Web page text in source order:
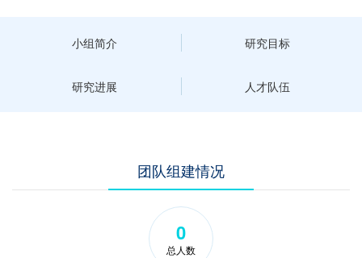
小组简介 研究目标
研究进展 人才队伍
团队组建情况
0
总人数